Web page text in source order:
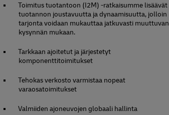
Toimitus tuotantoon (I2M) -ratkaisumme lisäävät
tuotannon joustavuutta ja dynaamisuutta, jolloin
tarjonta voidaan mukauttaa jatkuvasti muuttuvan
kysynnän mukaan.
Tarkkaan ajoitetut ja järjestetyt
komponenttitoimitukset
Tehokas verkosto varmistaa nopeat
varaosatoimitukset
Valmiiden ajoneuvojen globaali hallinta